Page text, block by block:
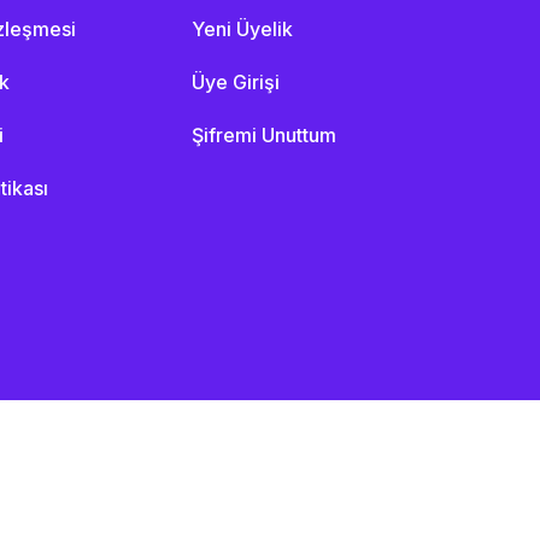
Yeni Üyelik
Üye Girişi
Şifremi Unuttum